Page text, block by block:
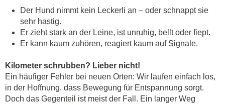
Der Hund nimmt kein Leckerli an – oder schnappt sie
sehr hastig.
Er zieht stark an der Leine, ist unruhig, bellt oder fiept.
Er kann kaum zuhören, reagiert kaum auf Signale.
Kilometer schrubben? Lieber nicht!
Ein häufiger Fehler bei neuen Orten: Wir laufen einfach los,
in der Hoffnung, dass Bewegung für Entspannung sorgt.
Doch das Gegenteil ist meist der Fall. Ein langer Weg